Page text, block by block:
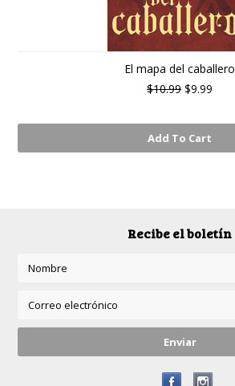
El mapa del caballero
$10.99 $9.99
Add To Cart
Recibe el boletín